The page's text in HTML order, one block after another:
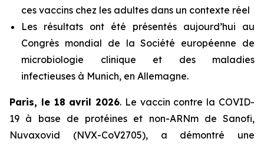
ces vaccins chez les adultes dans un contexte réel
Les résultats ont été présentés aujourd’hui au
Congrès mondial de la Société européenne de
microbiologie clinique et des maladies
infectieuses à Munich, en Allemagne.
Paris, le 18 avril 2026. Le vaccin contre la COVID-
19 à base de protéines et non-ARNm de Sanofi,
Nuvaxovid (NVX-CoV2705), a démontré une